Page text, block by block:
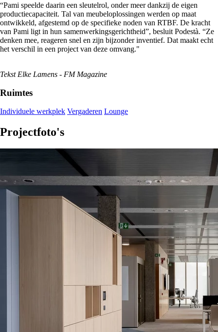
“Pami speelde daarin een sleutelrol, onder meer dankzij de eigen
productiecapaciteit. Tal van meubeloplossingen werden op maat
ontwikkeld, afgestemd op de specifieke noden van RTBF. De kracht
van Pami ligt in hun samenwerkingsgerichtheid”, besluit Podestà. “Ze
denken mee, reageren snel en zijn bijzonder inventief. Dat maakt echt
het verschil in een project van deze omvang."
Tekst Elke Lamens - FM Magazine
Ruimtes
Individuele werkplek Vergaderen Lounge
Projectfoto's